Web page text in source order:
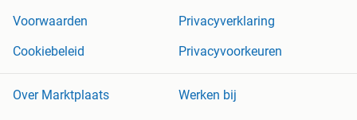
Voorwaarden
Privacyverklaring
Cookiebeleid
Privacyvoorkeuren
Over Marktplaats
Werken bij